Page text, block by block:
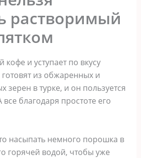
растворимый
и уступает по вкусу
из обжаренных и
зерен в турке, и он пользуется
благодаря простоте его
насыпать немного порошка в
горячей водой, чтобы уже